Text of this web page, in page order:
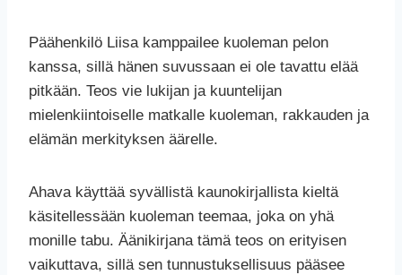
Päähenkilö Liisa kamppailee kuoleman pelon
kanssa, sillä hänen suvussaan ei ole tavattu elää
pitkään. Teos vie lukijan ja kuuntelijan
mielenkiintoiselle matkalle kuoleman, rakkauden ja
elämän merkityksen äärelle.
Ahava käyttää syvällistä kaunokirjallista kieltä
käsitellessään kuoleman teemaa, joka on yhä
monille tabu. Äänikirjana tämä teos on erityisen
vaikuttava, sillä sen tunnustuksellisuus pääsee